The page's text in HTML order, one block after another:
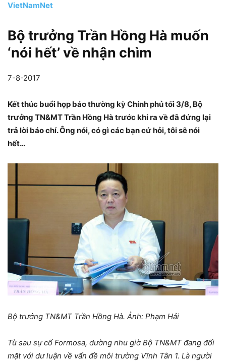
VietNamNet
Bộ trưởng Trần Hồng Hà muốn
‘nói hết’ về nhận chìm
7-8-2017
Kết thúc buổi họp báo thường kỳ Chính phủ tối 3/8, Bộ
trưởng TN&MT Trần Hồng Hà trước khi ra về đã đứng lại
trả lời báo chí. Ông nói, có gì các bạn cứ hỏi, tôi sẽ nói
hết…
Bộ trưởng TN&MT Trần Hồng Hà. Ảnh: Phạm Hải
Từ sau sự cố Formosa, dường như giờ Bộ TN&MT đang đối
mặt với dư luận về vấn đề môi trường Vĩnh Tân 1. Là người